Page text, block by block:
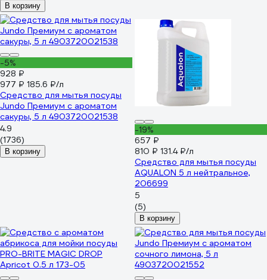
В корзину
-5%
928 ₽
977 ₽ 185.6 ₽/л
Средство для мытья посуды
Jundo Премиум с ароматом
сакуры, 5 л 4903720021538
4.9
(1736)
В корзину
-19%
657 ₽
810 ₽ 131.4 ₽/л
Средство для мытья посуды
AQUALON 5 л нейтральное,
206699
5
(5)
В корзину